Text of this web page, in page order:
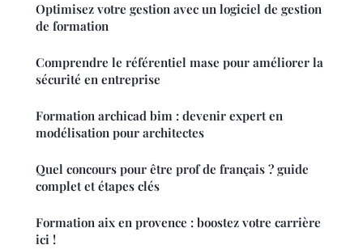
Optimisez votre gestion avec un logiciel de gestion
de formation
Comprendre le référentiel mase pour améliorer la
sécurité en entreprise
Formation archicad bim : devenir expert en
modélisation pour architectes
Quel concours pour être prof de français ? guide
complet et étapes clés
Formation aix en provence : boostez votre carrière
ici !